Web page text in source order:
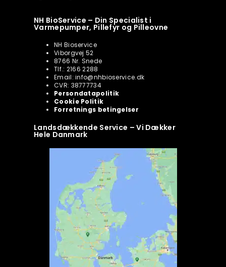
NH BioService – Din Specialist i
Varmepumper, Pillefyr og Pilleovne
NH Bioservice
Viborgvej 52
8766 Nr. Snede
Tlf.: 2166 2288
Email: info@nhbioservice.dk
CVR: 38777734
Persondatapolitik
Cookie Politik
Forretnings betingelser
Landsdækkende Service – Vi Dækker
Hele Danmark